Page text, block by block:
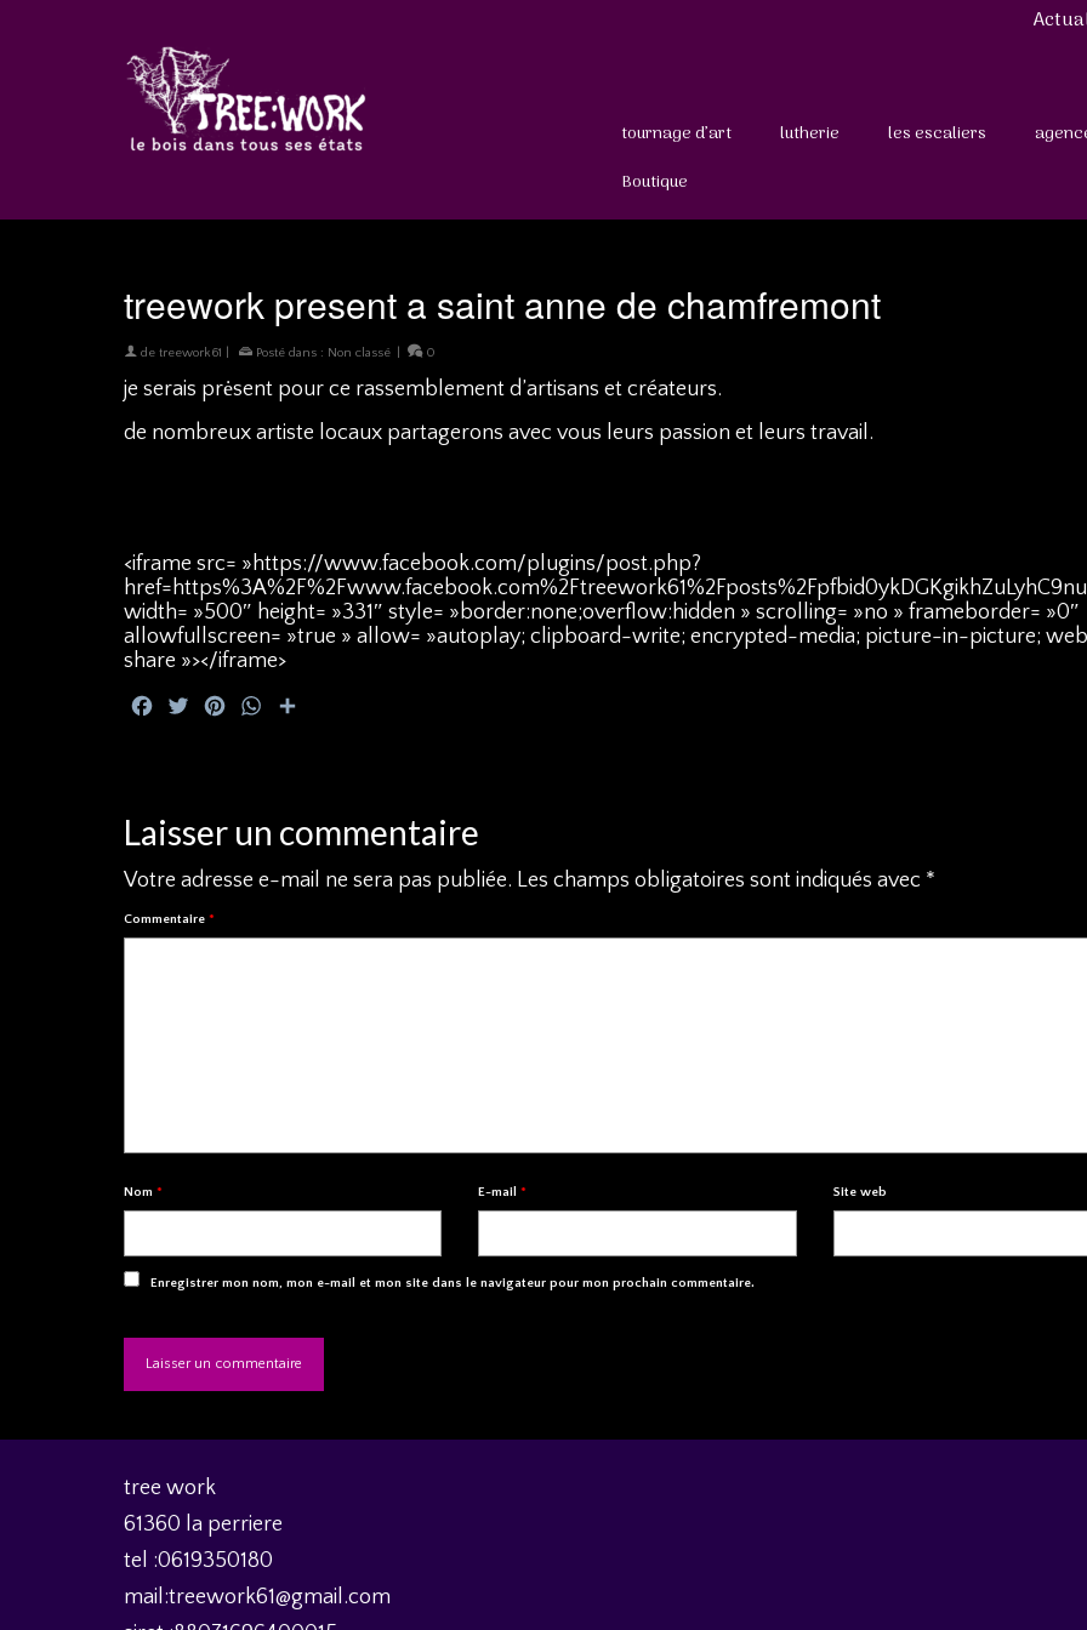
tournage d’art lutherie les escaliers
Boutique
treework present a saint anne de chamfremont
de treework61 Posté dans : Non classé 0
je serais prėsent pour ce rassemblement d’artisans et créateurs.
de nombreux artiste locaux partagerons avec vous leurs passion et leurs travail.
<iframe src= »https://www.facebook.com/plugins/post.php?
width= »500″ height= »331″ style= »border:none;overflow:hidden » scrolling= »no » frameborder= »0″
allowfullscreen= »true » allow= »autoplay; clipboard-write; encrypted-media; picture-in-picture;
share »></iframe>
FacebookTwitterPinterestWhatsApp
Laisser un commentaire
Votre adresse e-mail ne sera pas publiée. Les champs obligatoires sont indiqués avec *
Commentaire *
Nom * E-mail* Site web
Enregistrer mon nom, mon e-mail et mon site dans le navigateur pour mon prochain commentaire.
tree work
61360 la perriere
tel :0619350180
mail:treework61@gmail.com